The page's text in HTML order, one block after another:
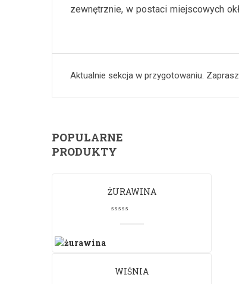
zewnętrznie, w postaci miejscowych
Aktualnie sekcja w przygotowaniu.
POPULARNE
PRODUKTY
ŻURAWINA
WIŚNIA